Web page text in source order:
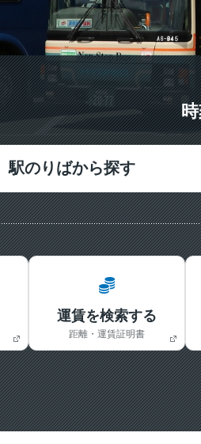
駅のりばから探す
運賃を検索する
距離・運賃証明書